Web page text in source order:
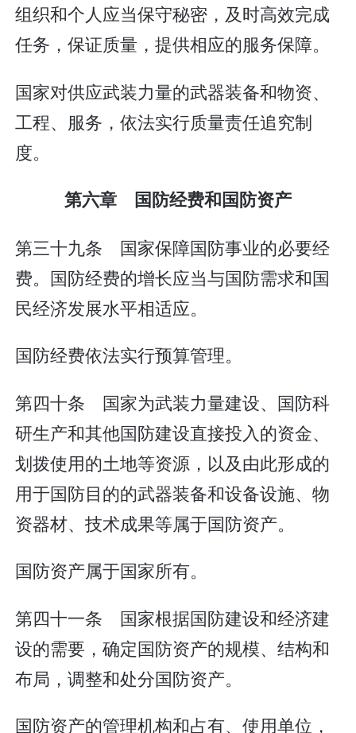
组织和个人应当保守秘密，及时高效完成
任务，保证质量，提供相应的服务保障。
国家对供应武装力量的武器装备和物资、
工程、服务，依法实行质量责任追究制
度。
第六章 国防经费和国防资产
第三十九条 国家保障国防事业的必要经
费。国防经费的增长应当与国防需求和国
民经济发展水平相适应。
国防经费依法实行预算管理。
第四十条 国家为武装力量建设、国防科
研生产和其他国防建设直接投入的资金、
划拨使用的土地等资源，以及由此形成的
用于国防目的的武器装备和设备设施、物
资器材、技术成果等属于国防资产。
国防资产属于国家所有。
第四十一条 国家根据国防建设和经济建
设的需要，确定国防资产的规模、结构和
布局，调整和处分国防资产。
国防资产的管理机构和占有、使用单位，